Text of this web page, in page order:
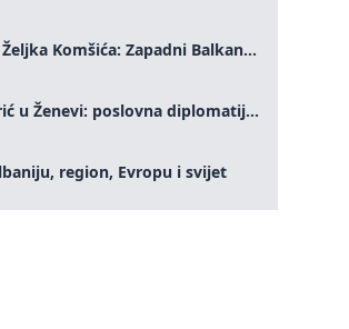
Predavanje Nj. E. Željka Komšića: Zapadni Balkan u promjenjivom globalnom poretku – perspektive Bosne i Hercegovine
Trump–Musk–Karić u Ženevi: poslovna diplomatija i održivi razvoj u fokusu
region, Evropu i svijet